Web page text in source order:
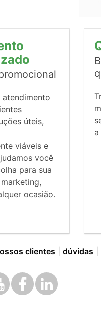
atendimento
úteis,
viáveis e
você
para sua
ocasião.
a
clientes dúvidas